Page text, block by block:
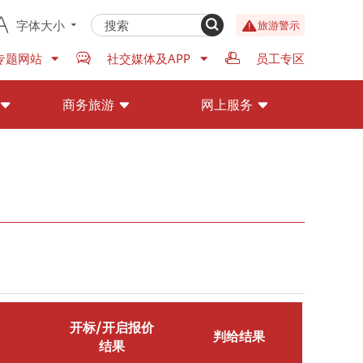
字体大小 旅游警示
题网站 社交媒体及APP 员工专区
商务旅游 网上服务
开标/开启报价
结果
判给结果